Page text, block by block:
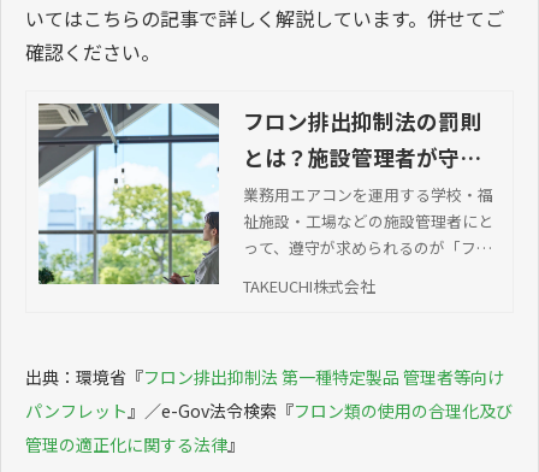
いてはこちらの記事で詳しく解説しています。併せてご
確認ください。
フロン排出抑制法の罰則
とは？施設管理者が守る
べき4つの義務と点検のポ
イント
業務用エアコンを運用する学校・福
祉施設・工場などの施設管理者にと
って、遵守が求められるのが「フロ
は、フロン排出抑制法における具体
な運用方法について解説します。
TAKEUCHI株式会社
出典：環境省『フロン排出抑制法 第一種特定製品 管理者等向け
パンフレット 』／e-Gov法令検索『フロン類の使用の合理化及び
管理の適正化に関する法律』